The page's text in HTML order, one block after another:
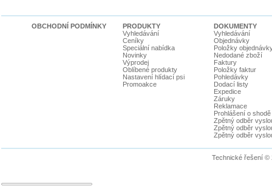
OBCHODNÍ PODMÍNKY
PRODUKTY
Vyhledávání
Ceníky
Speciální nabídka
Novinky
Výprodej
Oblíbené produkty
Nastavení hlídací psi
Promoakce
DOKUMENTY
Vyhledávání
Objednávky
Položky
Nedodané zboží
Faktury
Položky faktur
Pohledávky
Dodací listy
Expedice
Záruky
Reklamace
Prohlášení o shodě
Zpětný odběr
Zpětný odběr
Zpětný odběr
Technické řešení ©